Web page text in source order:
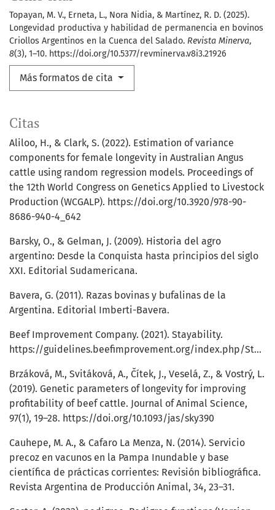
Topayan, M. V., Erneta, L., Nora Nidia, & Martínez, R. D. (2025).
Longevidad productiva y habilidad de permanencia en bovinos
Criollos Argentinos en la Cuenca del Salado. Revista Minerva,
8(3), 1–10. https://doi.org/10.5377/revminerva.v8i3.21926
Más formatos de cita
Citas
Aliloo, H., & Clark, S. (2022). Estimation of variance
components for female longevity in Australian Angus
cattle using random regression models. Proceedings of
the 12th World Congress on Genetics Applied to Livestock
Production (WCGALP). https://doi.org/10.3920/978-90-
8686-940-4_642
Barsky, O., & Gelman, J. (2009). Historia del agro
argentino: Desde la Conquista hasta principios del siglo
XXI. Editorial Sudamericana.
Bavera, G. (2011). Razas bovinas y bufalinas de la
Argentina. Editorial Imberti-Bavera.
Beef Improvement Company. (2021). Stayability.
https://guidelines.beefimprovement.org/index.php/Stayability
Brzáková, M., Svitáková, A., Čítek, J., Veselá, Z., & Vostrý, L.
(2019). Genetic parameters of longevity for improving
profitability of beef cattle. Journal of Animal Science,
97(1), 19–28. https://doi.org/10.1093/jas/sky390
Cauhepe, M. A., & Cafaro La Menza, N. (2014). Servicio
precoz en vacunos en la Pampa Inundable y base
científica de prácticas corrientes: Revisión bibliográfica.
Revista Argentina de Producción Animal, 34, 23–31.